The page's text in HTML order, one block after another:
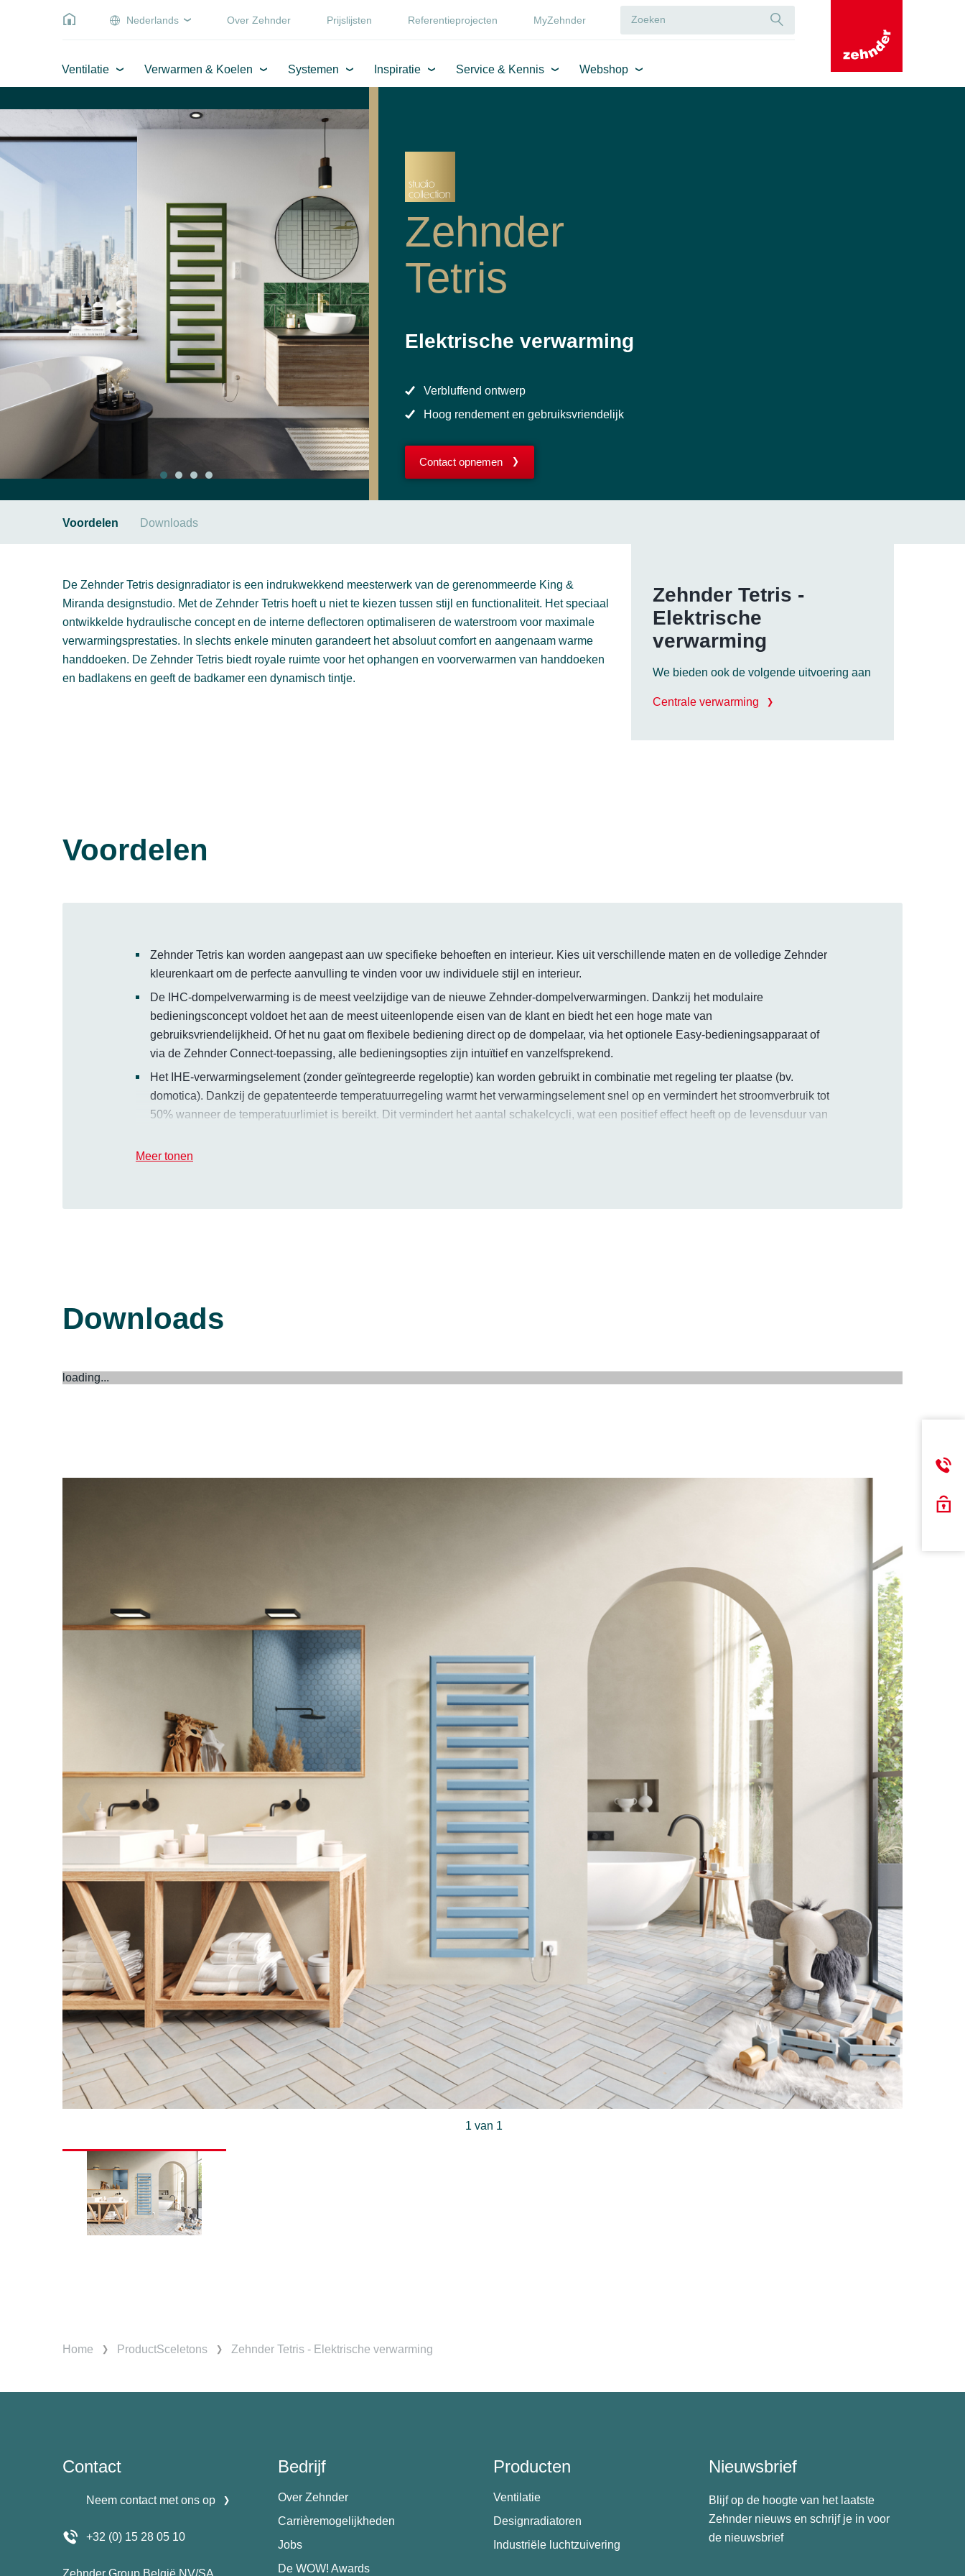
Nederlands Over Zehnder Prijslijsten Referentieprojecten MyZehnder
Ventilatie Verwarmen & Koelen Systemen Inspiratie Service & Kennis Webshop
Zehnder
Tetris
Elektrische verwarming
Verbluffend ontwerp
Hoog rendement en gebruiksvriendelijk
Contact opnemen
Voordelen Downloads
De Zehnder Tetris designradiator is een indrukwekkend meesterwerk van de gerenommeerde King &
Miranda designstudio. Met de Zehnder Tetris hoeft u niet te kiezen tussen stijl en functionaliteit. Het speciaal
ontwikkelde hydraulische concept en de interne deflectoren optimaliseren de waterstroom voor maximale
verwarmingsprestaties. In slechts enkele minuten garandeert het absoluut comfort en aangenaam warme
handdoeken. De Zehnder Tetris biedt royale ruimte voor het ophangen en voorverwarmen van handdoeken
en badlakens en geeft de badkamer een dynamisch tintje.
Zehnder Tetris -
Elektrische
verwarming
We bieden ook de volgende uitvoering aan
Centrale verwarming
Voordelen
Zehnder Tetris kan worden aangepast aan uw specifieke behoeften en interieur. Kies uit verschillende maten en de volledige Zehnder
kleurenkaart om de perfecte aanvulling te vinden voor uw individuele stijl en interieur.
De IHC-dompelverwarming is de meest veelzijdige van de nieuwe Zehnder-dompelverwarmingen. Dankzij het modulaire
bedieningsconcept voldoet het aan de meest uiteenlopende eisen van de klant en biedt het een hoge mate van
gebruiksvriendelijkheid. Of het nu gaat om flexibele bediening direct op de dompelaar, via het optionele Easy-bedieningsapparaat of
via de Zehnder Connect-toepassing, alle bedieningsopties zijn intuïtief en vanzelfsprekend.
Het IHE-verwarmingselement (zonder geïntegreerde regeloptie) kan worden gebruikt in combinatie met regeling ter plaatse (bv.
domotica). Dankzij de gepatenteerde temperatuurregeling warmt het verwarmingselement snel op en vermindert het stroomverbruik tot
50% wanneer de temperatuurlimiet is bereikt. Dit vermindert het aantal schakelcycli, wat een positief effect heeft op de levensduur van
tijdens continu gebruik energie en wordt oververhitting voorkomen.
Meer tonen
Downloads
loading...
1 van 1
Home ProductSceletons Zehnder Tetris - Elektrische verwarming
Contact
Neem contact met ons op
+32 (0) 15 28 05 10
Zehnder Group België NV/SA
Bedrijf
Over Zehnder
Carrièremogelijkheden
Jobs
De WOW! Awards
Producten
Ventilatie
Designradiatoren
Industriële luchtzuivering
Nieuwsbrief
Blijf op de hoogte van het laatste
Zehnder nieuws en schrijf je in voor
de nieuwsbrief